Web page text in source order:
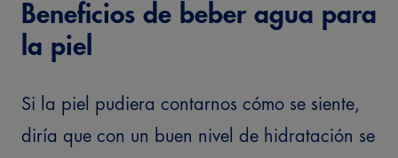
Beneficios de beber agua para
la piel
Si la piel pudiera contarnos cómo se siente,
diría que con un buen nivel de hidratación se